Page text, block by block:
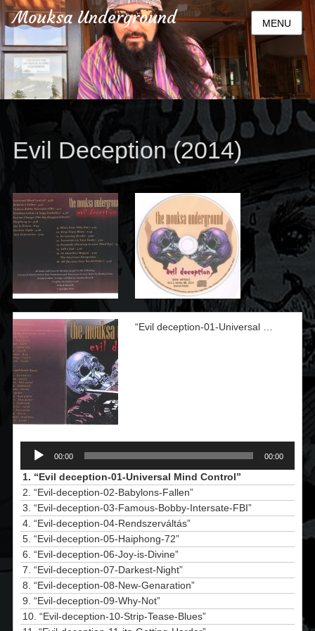
Mouksa Underground MENU
Evil Deception (2014)
“Evil deception-01-Universal Mind Control”
00:00 00:00
1. “Evil deception-01-Universal Mind Control”
2. “Evil-deception-02-Babylons-Fallen”
3. “Evil-deception-03-Famous-Bobby-Intersate-FBI”
4. “Evil-deception-04-Rendszerváltás”
5. “Evil-deception-05-Haiphong-72”
6. “Evil-deception-06-Joy-is-Divine”
7. “Evil-deception-07-Darkest-Night”
8. “Evil-deception-08-New-Genaration”
9. “Evil-deception-09-Why-Not”
10. “Evil-deception-10-Strip-Tease-Blues”